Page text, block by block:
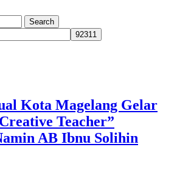
Kota Magelang Gelar
Teacher”
AB Ibnu Solihin